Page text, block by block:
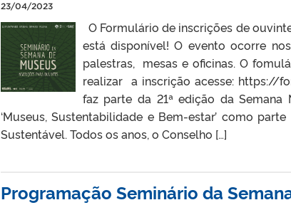
23/04/2023
O Formulário de inscrições de
está disponível! O evento ocorre
palestras, mesas e oficinas. O
realizar a inscrição acesse: https://
faz parte da 21ª edição da
‘Museus, Sustentabilidade e Bem-estar’ como
Sustentável. Todos os anos, o Conselho […]
Programação Seminário da